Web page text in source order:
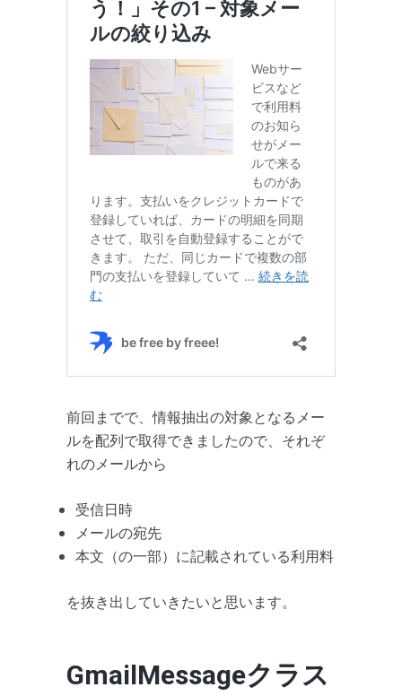
前回までで、情報抽出の対象となるメー
ルを配列で取得できましたので、それぞ
れのメールから
受信日時
メールの宛先
本文（の一部）に記載されている利用料
を抜き出していきたいと思います。
GmailMessageクラス